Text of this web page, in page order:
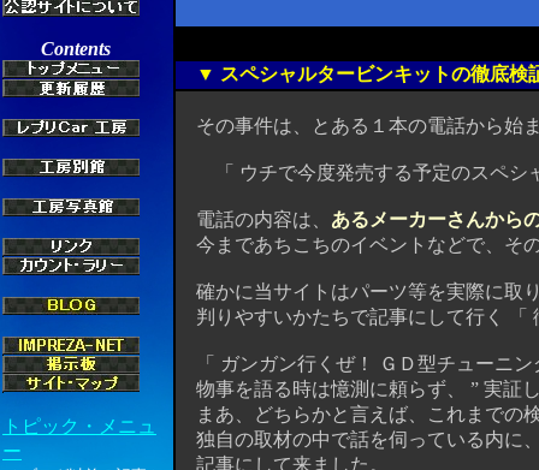
▼ スペシャルタービンキットの徹底検
その事件は、とある１本の電話か
「 ウチで今度発売する予定のスペシ
電話の内容は、 あるメーカーさんから
今まであちこちのイベントなどで、そ
確かに当サイトはパーツ等を実際に取
判りやすいかたちで記事にして行く 「
「 ガンガン行くぜ！ ＧＤ型チューニ
物事を語る時は憶測に頼らず、 ” 実証
まあ、どちらかと言えば、これまでの
独自の取材の中で話を伺っている内に
記事にして来ました。